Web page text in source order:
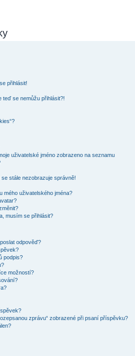
přihlásit!
teď se nemůžu přihlásit?!
uživatelské jméno zobrazeno na seznamu
stále nezobrazuje správně!
mého uživatelského jména?
musím se přihlásit?
odpověď?
podpis?
možností?
zprávu“ zobrazené při psaní příspěvku?